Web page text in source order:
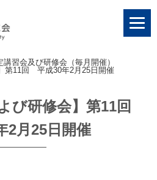
講習会及び研修会（毎月開催）
第11回 平成30年2月25日開催
び研修会】第11回
2月25日開催